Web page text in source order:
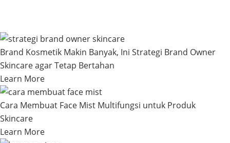
Brand Kosmetik Makin Banyak, Ini Strategi Brand Owner
Skincare agar Tetap Bertahan
Learn More
Cara Membuat Face Mist Multifungsi untuk Produk
Skincare
Learn More